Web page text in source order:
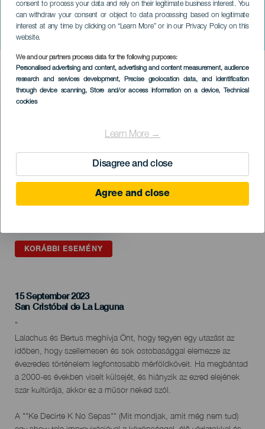
consent to process your data and rely on their legitimate business interest. You
can withdraw your consent or object to data processing based on legitimate
interest at any time by clicking on “Learn More” or in our Privacy Policy on this
website.
We and our partners process data for the following purposes:
Personalised advertising and content, advertising and content measurement, audience
research and services development, Precise geolocation data, and identification
through device scanning, Store and/or access information on a device, Technical
cookies
Learn More →
Disagree and close
Agree and close
Lala Chus y Bertus. Tenerife.
Reíslas
TENERIFE
Imagen
Listado
KORÁBBI ESEMÉNY
15 September 2023
Localidad
San Cristóbal de La Laguna
Descripción
del
evento
"
Lalachus és Bertus meghívja Önt, hogy tegyen egy utazást az
időben, hogy szellemesen és sok ostobasággal elemezze az
évezredes történelem legfontosabb mérföldköveit. Ha megbántad
a 2000-es években viselt külsejét, és hiányzik az ezred elejének
szar kultúrája, akkor ez a műsor neked szól.
A ""Ke Decirte K No Sepas"" (Mit mondjak, amit még nem tud)